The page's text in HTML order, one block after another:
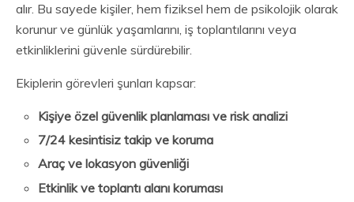
alır. Bu sayede kişiler, hem fiziksel hem de psikolojik olarak
korunur ve günlük yaşamlarını, iş toplantılarını veya
etkinliklerini güvenle sürdürebilir.
Ekiplerin görevleri şunları kapsar:
Kişiye özel güvenlik planlaması ve risk analizi
7/24 kesintisiz takip ve koruma
Araç ve lokasyon güvenliği
Etkinlik ve toplantı alanı koruması